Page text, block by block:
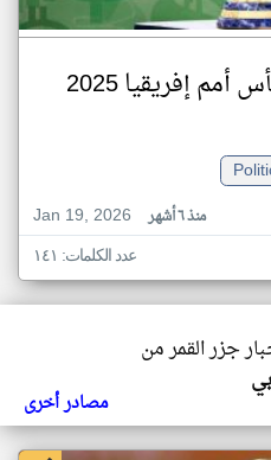
إفريقيا 2025
Jan 19, 2026
منذ ٦ أشهر
عدد الكلمات: ١٤١
جزر القمر من
مصادر أخرى